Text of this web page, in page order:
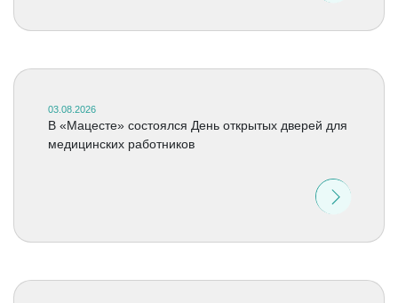
03.08.2026
В «Мацесте» состоялся День открытых дверей для
медицинских работников